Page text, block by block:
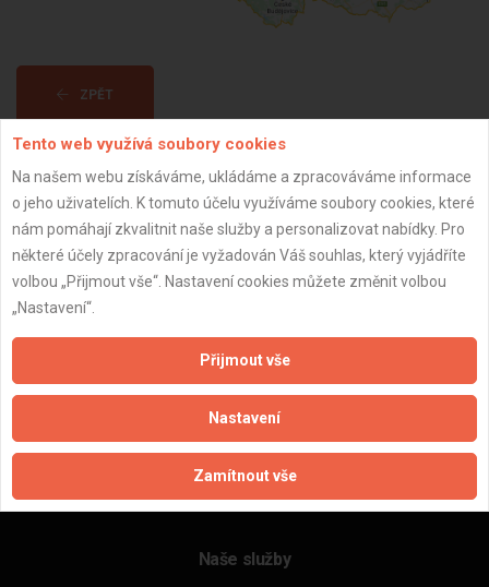
ZPĚT
Aktualizováno z portálu ARES dne 30.12.2024 20:00:11
Zpracování a ochrana osobních údajů
Zásady pro používání souborů cookie
Obchodní podmínky (zprostředkování)
Obchodní podmínky (rozpočtování)
Reference
Naše excelové tabulky online
Naše služby
Tento web využívá soubory cookies
Na našem webu získáváme, ukládáme a zpracováváme informace
o jeho uživatelích. K tomuto účelu využíváme soubory cookies, které
nám pomáhají zkvalitnit naše služby a personalizovat nabídky. Pro
některé účely zpracování je vyžadován Váš souhlas, který vyjádříte
volbou „Přijmout vše“. Nastavení cookies můžete změnit volbou
„Nastavení“.
Přijmout vše
Nastavení
Zamítnout vše